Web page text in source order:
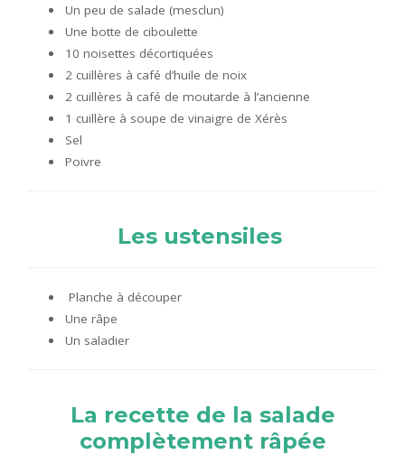
Un peu de salade (mesclun)
Une botte de ciboulette
10 noisettes décortiquées
2 cuillères à café d’huile de noix
2 cuillères à café de moutarde à l’ancienne
1 cuillère à soupe de vinaigre de Xérès
Sel
Poivre
Les ustensiles
Planche à découper
Une râpe
Un saladier
La recette de la salade
complètement râpée